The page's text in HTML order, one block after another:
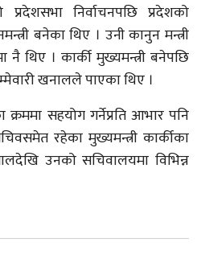
निर्वाचनपछि प्रदेशको
बनेका थिए । उनी कानुन मन्त्री
थिए । कार्की मुख्यमन्त्री बनेपछि
खनालले पाएका थिए ।
सहयोग गर्नेप्रति आभार पनि
रहेका मुख्यमन्त्री कार्कीका
उनको सचिवालयमा विभिन्न